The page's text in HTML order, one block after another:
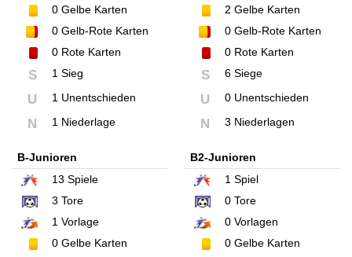
0 Gelbe Karten
0 Gelb-Rote Karten
0 Rote Karten
S 1 Sieg
U 1 Unentschieden
N 1 Niederlage
2 Gelbe Karten
0Gelb-Rote Karten
0Rote Karten
S 6 Siege
U 0 Unentschieden
N 3 Niederlagen
B-Junioren
13 Spiele
3 Tore
1 Vorlage
0 Gelbe Karten
B2-Junioren
1 Spiel
0Tore
0Vorlagen
0Gelbe Karten